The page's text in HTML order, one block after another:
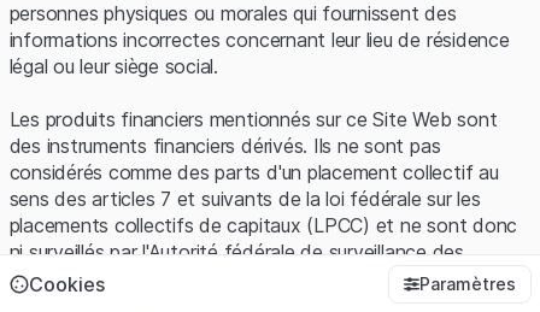
personnes physiques ou morales qui fournissent des
informations incorrectes concernant leur lieu de résidence
légal ou leur siège social.
Les produits financiers mentionnés sur ce Site Web sont
des instruments financiers dérivés. Ils ne sont pas
considérés comme des parts d'un placement collectif au
sens des articles 7 et suivants de la loi fédérale sur les
placements collectifs de capitaux (LPCC) et ne sont donc
ni surveillés par l'Autorité fédérale de surveillance des
marchés financiers (FINMA) ni enregistrés auprès de la
Cookies Paramètres